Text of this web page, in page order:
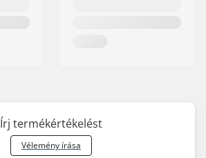
Írj termékértékelést
Vélemény írása